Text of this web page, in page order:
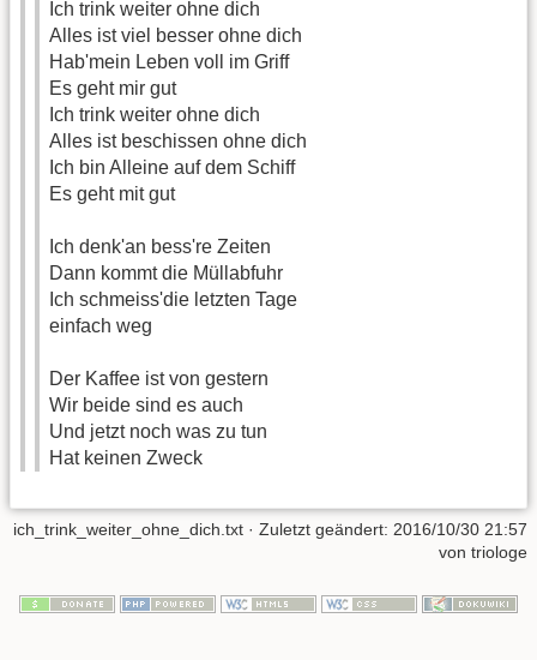
Ich trink weiter ohne dich
Alles ist viel besser ohne dich
Hab'mein Leben voll im Griff
Es geht mir gut
Ich trink weiter ohne dich
Alles ist beschissen ohne dich
Ich bin Alleine auf dem Schiff
Es geht mit gut
Ich denk'an bess're Zeiten
Dann kommt die Müllabfuhr
Ich schmeiss'die letzten Tage
einfach weg
Der Kaffee ist von gestern
Wir beide sind es auch
Und jetzt noch was zu tun
Hat keinen Zweck
ich_trink_weiter_ohne_dich.txt · Zuletzt geändert: 2016/10/30 21:57
von triologe